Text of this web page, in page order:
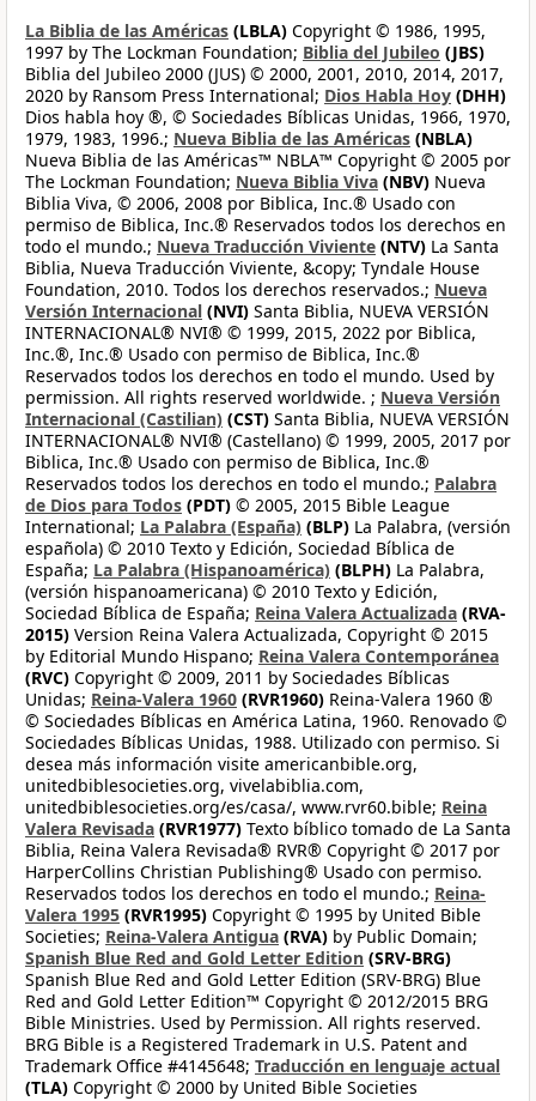
La Biblia de las Américas (LBLA) Copyright © 1986, 1995,
1997 by The Lockman Foundation; Biblia del Jubileo (JBS)
Biblia del Jubileo 2000 (JUS) © 2000, 2001, 2010, 2014, 2017,
2020 by Ransom Press International; Dios Habla Hoy (DHH)
Dios habla hoy ®, © Sociedades Bíblicas Unidas, 1966, 1970,
1979, 1983, 1996.; Nueva Biblia de las Américas (NBLA)
Nueva Biblia de las Américas™ NBLA™ Copyright © 2005 por
The Lockman Foundation; Nueva Biblia Viva (NBV) Nueva
Biblia Viva, © 2006, 2008 por Biblica, Inc.® Usado con
permiso de Biblica, Inc.® Reservados todos los derechos en
todo el mundo.; Nueva Traducción Viviente (NTV) La Santa
Biblia, Nueva Traducción Viviente, &copy; Tyndale House
Foundation, 2010. Todos los derechos reservados.; Nueva
Versión Internacional (NVI) Santa Biblia, NUEVA VERSIÓN
INTERNACIONAL® NVI® © 1999, 2015, 2022 por Biblica,
Inc.®, Inc.® Usado con permiso de Biblica, Inc.®
Reservados todos los derechos en todo el mundo. Used by
permission. All rights reserved worldwide. ; Nueva Versión
Internacional (Castilian) (CST) Santa Biblia, NUEVA VERSIÓN
INTERNACIONAL® NVI® (Castellano) © 1999, 2005, 2017 por
Biblica, Inc.® Usado con permiso de Biblica, Inc.®
Reservados todos los derechos en todo el mundo.; Palabra
de Dios para Todos (PDT) © 2005, 2015 Bible League
International; La Palabra (España) (BLP) La Palabra, (versión
española) © 2010 Texto y Edición, Sociedad Bíblica de
España; La Palabra (Hispanoamérica) (BLPH) La Palabra,
(versión hispanoamericana) © 2010 Texto y Edición,
Sociedad Bíblica de España; Reina Valera Actualizada (RVA-
2015) Version Reina Valera Actualizada, Copyright © 2015
by Editorial Mundo Hispano; Reina Valera Contemporánea
(RVC) Copyright © 2009, 2011 by Sociedades Bíblicas
Unidas; Reina-Valera 1960 (RVR1960) Reina-Valera 1960 ®
© Sociedades Bíblicas en América Latina, 1960. Renovado ©
Sociedades Bíblicas Unidas, 1988. Utilizado con permiso. Si
desea más información visite americanbible.org,
unitedbiblesocieties.org, vivelabiblia.com,
unitedbiblesocieties.org/es/casa/, www.rvr60.bible; Reina
Valera Revisada (RVR1977) Texto bíblico tomado de La Santa
Biblia, Reina Valera Revisada® RVR® Copyright © 2017 por
HarperCollins Christian Publishing® Usado con permiso.
Reservados todos los derechos en todo el mundo.; Reina-
Valera 1995 (RVR1995) Copyright © 1995 by United Bible
Societies; Reina-Valera Antigua (RVA) by Public Domain;
Spanish Blue Red and Gold Letter Edition (SRV-BRG)
Spanish Blue Red and Gold Letter Edition (SRV-BRG) Blue
Red and Gold Letter Edition™ Copyright © 2012/2015 BRG
Bible Ministries. Used by Permission. All rights reserved.
BRG Bible is a Registered Trademark in U.S. Patent and
Trademark Office #4145648; Traducción en lenguaje actual
(TLA) Copyright © 2000 by United Bible Societies